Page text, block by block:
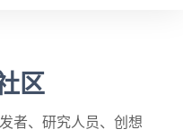
区
者、研究人员、创想